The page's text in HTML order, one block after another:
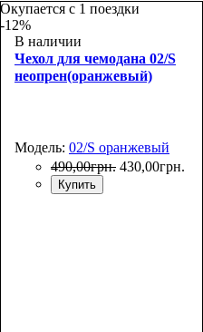
Окупается с 1 поездки
-12%
В наличии
Чехол для чемодана 02/S
неопрен(оранжевый)
Модель: 02/S оранжевый
490,00грн. 430,00грн.
Купить